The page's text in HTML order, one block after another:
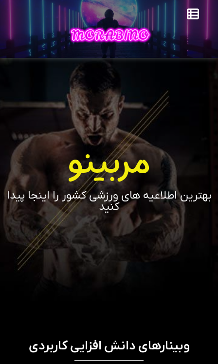
مربینو
بهترین اطلاعیه های ورزشی کشور را اینجا پیدا
کنید
وبینارهای دانش افزایی کاربردی